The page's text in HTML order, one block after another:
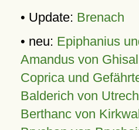
• Update: Brenach
• neu: Epiphanius
Amandus von
Coprica und
Balderich von
Berthanc von